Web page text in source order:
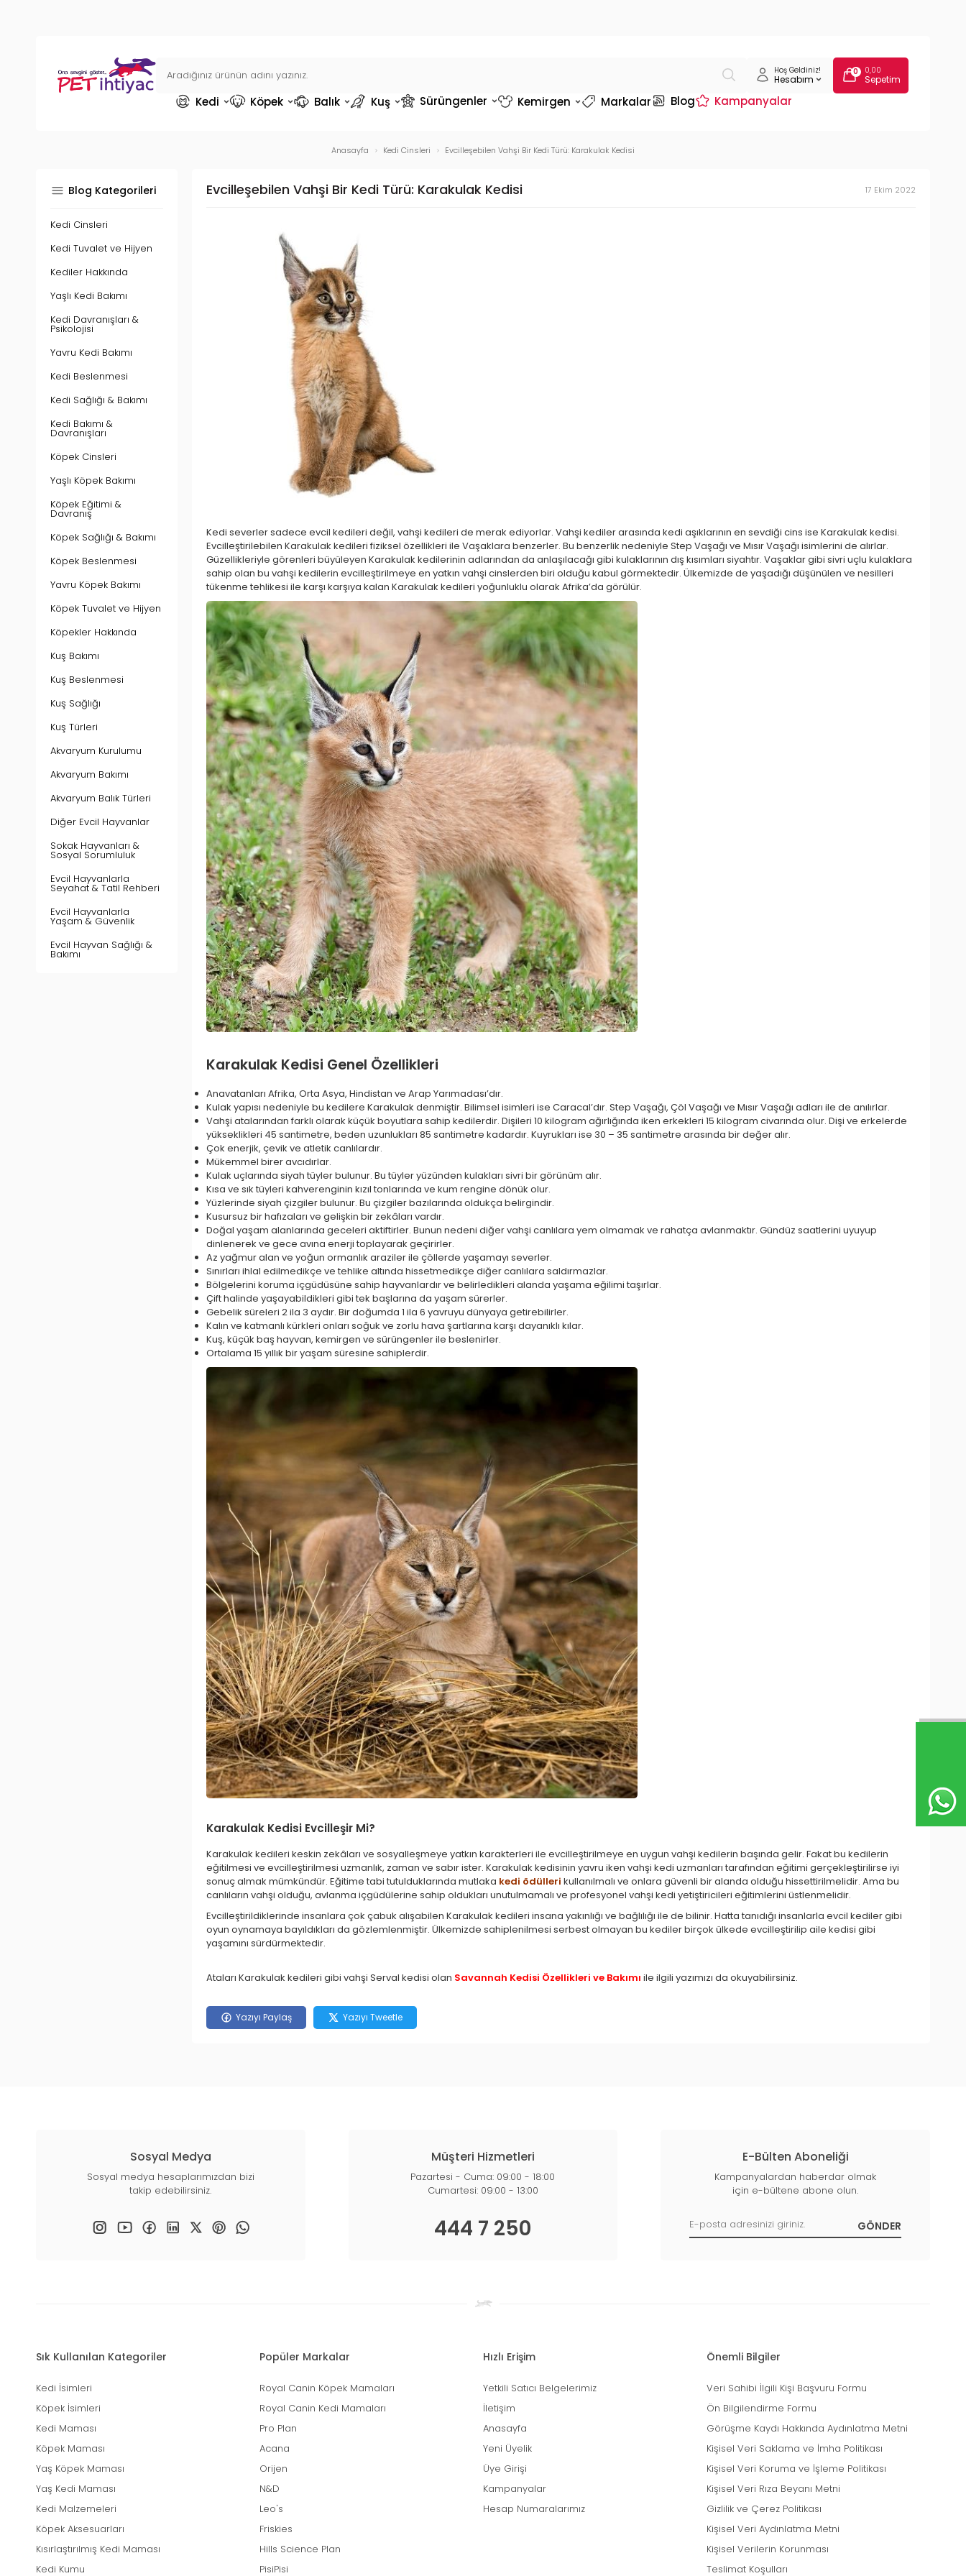
Hoş Geldiniz!
Hesabım
0 0,00
Sepetim
Kedi Köpek Balık Kuş Sürüngenler Kemirgen Markalar Blog Kampanyalar
Anasayfa Kedi Cinsleri Evcilleşebilen Vahşi Bir Kedi Türü: Karakulak Kedisi
Blog Kategorileri
Kedi Cinsleri
Kedi Tuvalet ve Hijyen
Kediler Hakkında
Yaşlı Kedi Bakımı
Kedi Davranışları &
Psikolojisi
Yavru Kedi Bakımı
Kedi Beslenmesi
Kedi Sağlığı & Bakımı
Kedi Bakımı &
Davranışları
Köpek Cinsleri
Yaşlı Köpek Bakımı
Köpek Eğitimi &
Davranış
Köpek Sağlığı & Bakımı
Köpek Beslenmesi
Yavru Köpek Bakımı
Köpek Tuvalet ve Hijyen
Köpekler Hakkında
Kuş Bakımı
Kuş Beslenmesi
Kuş Sağlığı
Kuş Türleri
Akvaryum Kurulumu
Akvaryum Bakımı
Akvaryum Balık Türleri
Diğer Evcil Hayvanlar
Sokak Hayvanları &
Sosyal Sorumluluk
Evcil Hayvanlarla
Seyahat & Tatil Rehberi
Evcil Hayvanlarla
Yaşam & Güvenlik
Evcil Hayvan Sağlığı &
Bakımı
Evcilleşebilen Vahşi Bir Kedi Türü: Karakulak Kedisi 17 Ekim 2022
Kedi severler sadece evcil kedileri değil, vahşi kedileri de merak ediyorlar. Vahşi kediler arasında kedi aşıklarının en sevdiği cins ise Karakulak kedisi.
Evcilleştirilebilen Karakulak kedileri fiziksel özellikleri ile Vaşaklara benzerler. Bu benzerlik nedeniyle Step Vaşağı ve Mısır Vaşağı isimlerini de alırlar.
Güzellikleriyle görenleri büyüleyen Karakulak kedilerinin adlarından da anlaşılacağı gibi kulaklarının dış kısımları siyahtır. Vaşaklar gibi sivri uçlu kulaklara
sahip olan bu vahşi kedilerin evcilleştirilmeye en yatkın vahşi cinslerden biri olduğu kabul görmektedir. Ülkemizde de yaşadığı düşünülen ve nesilleri
tükenme tehlikesi ile karşı karşıya kalan Karakulak kedileri yoğunluklu olarak Afrika’da görülür.
Karakulak Kedisi Genel Özellikleri
Anavatanları Afrika, Orta Asya, Hindistan ve Arap Yarımadası’dır.
Kulak yapısı nedeniyle bu kedilere Karakulak denmiştir. Bilimsel isimleri ise Caracal’dır. Step Vaşağı, Çöl Vaşağı ve Mısır Vaşağı adları ile de anılırlar.
Vahşi atalarından farklı olarak küçük boyutlara sahip kedilerdir. Dişileri 10 kilogram ağırlığında iken erkekleri 15 kilogram civarında olur. Dişi ve erkelerde
yükseklikleri 45 santimetre, beden uzunlukları 85 santimetre kadardır. Kuyrukları ise 30 – 35 santimetre arasında bir değer alır.
Çok enerjik, çevik ve atletik canlılardır.
Mükemmel birer avcıdırlar.
Kulak uçlarında siyah tüyler bulunur. Bu tüyler yüzünden kulakları sivri bir görünüm alır.
Kısa ve sık tüyleri kahverenginin kızıl tonlarında ve kum rengine dönük olur.
Yüzlerinde siyah çizgiler bulunur. Bu çizgiler bazılarında oldukça belirgindir.
Kusursuz bir hafızaları ve gelişkin bir zekâları vardır.
Doğal yaşam alanlarında geceleri aktiftirler. Bunun nedeni diğer vahşi canlılara yem olmamak ve rahatça avlanmaktır. Gündüz saatlerini uyuyup
dinlenerek ve gece avına enerji toplayarak geçirirler.
Az yağmur alan ve yoğun ormanlık araziler ile çöllerde yaşamayı severler.
Sınırları ihlal edilmedikçe ve tehlike altında hissetmedikçe diğer canlılara saldırmazlar.
Bölgelerini koruma içgüdüsüne sahip hayvanlardır ve belirledikleri alanda yaşama eğilimi taşırlar.
Çift halinde yaşayabildikleri gibi tek başlarına da yaşam sürerler.
Gebelik süreleri 2 ila 3 aydır. Bir doğumda 1 ila 6 yavruyu dünyaya getirebilirler.
Kalın ve katmanlı kürkleri onları soğuk ve zorlu hava şartlarına karşı dayanıklı kılar.
Kuş, küçük baş hayvan, kemirgen ve sürüngenler ile beslenirler.
Ortalama 15 yıllık bir yaşam süresine sahiplerdir.
Karakulak Kedisi Evcilleşir Mi?
Karakulak kedileri keskin zekâları ve sosyalleşmeye yatkın karakterleri ile evcilleştirilmeye en uygun vahşi kedilerin başında gelir. Fakat bu kedilerin
eğitilmesi ve evcilleştirilmesi uzmanlık, zaman ve sabır ister. Karakulak kedisinin yavru iken vahşi kedi uzmanları tarafından eğitimi gerçekleştirilirse iyi
sonuç almak mümkündür. Eğitime tabi tutulduklarında mutlaka kedi ödülleri kullanılmalı ve onlara güvenli bir alanda olduğu hissettirilmelidir. Ama bu
canlıların vahşi olduğu, avlanma içgüdülerine sahip oldukları unutulmamalı ve profesyonel vahşi kedi yetiştiricileri eğitimlerini üstlenmelidir.
Evcilleştirildiklerinde insanlara çok çabuk alışabilen Karakulak kedileri insana yakınlığı ve bağlılığı ile de bilinir. Hatta tanıdığı insanlarla evcil kediler gibi
oyun oynamaya bayıldıkları da gözlemlenmiştir. Ülkemizde sahiplenilmesi serbest olmayan bu kediler birçok ülkede evcilleştirilip aile kedisi gibi
yaşamını sürdürmektedir.
Ataları Karakulak kedileri gibi vahşi Serval kedisi olan Savannah Kedisi Özellikleri ve Bakımı ile ilgili yazımızı da okuyabilirsiniz.
Yazıyı Paylaş Yazıyı Tweetle
Sosyal Medya
Sosyal medya hesaplarımızdan bizi
takip edebilirsiniz.
Müşteri Hizmetleri
Pazartesi - Cuma: 09:00 - 18:00
Cumartesi: 09:00 - 13:00
444 7 250
E-Bülten Aboneliği
Kampanyalardan haberdar olmak
için e-bültene abone olun.
Sık Kullanılan Kategoriler
Kedi İsimleri
Köpek İsimleri
Kedi Maması
Köpek Maması
Yaş Köpek Maması
Yaş Kedi Maması
Kedi Malzemeleri
Köpek Aksesuarları
Kısırlaştırılmış Kedi Maması
Kedi Kumu
Popüler Markalar
Royal Canin Köpek Mamaları
Royal Canin Kedi Mamaları
Pro Plan
Acana
Orijen
N&D
Leo's
Friskies
Hills Science Plan
PisiPisi
Hızlı Erişim
Yetkili Satıcı Belgelerimiz
İletişim
Anasayfa
Yeni Üyelik
Üye Girişi
Kampanyalar
Hesap Numaralarımız
Önemli Bilgiler
Veri Sahibi İlgili Kişi Başvuru Formu
Ön Bilgilendirme Formu
Görüşme Kaydı Hakkında Aydınlatma Metni
Kişisel Veri Saklama ve İmha Politikası
Kişisel Veri Koruma ve İşleme Politikası
Kişisel Veri Rıza Beyanı Metni
Gizlilik ve Çerez Politikası
Kişisel Veri Aydınlatma Metni
Kişisel Verilerin Korunması
Teslimat Koşulları